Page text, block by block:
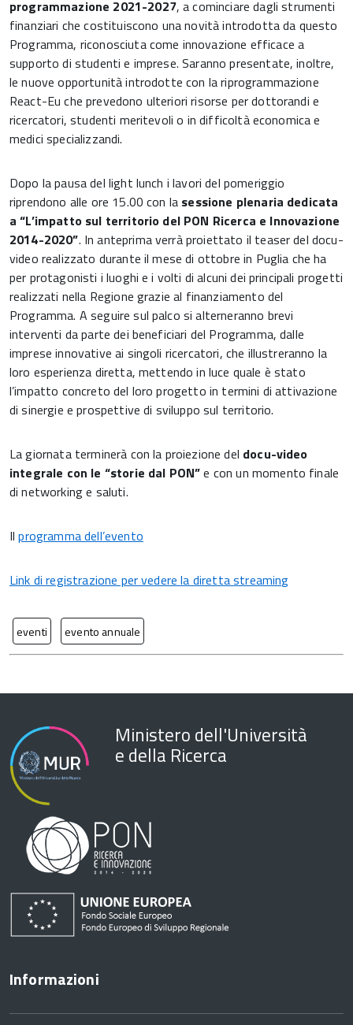
programmazione 2021-2027, a cominciare dagli strumenti
finanziari che costituiscono una novità introdotta da questo
Programma, riconosciuta come innovazione efficace a
supporto di studenti e imprese. Saranno presentate, inoltre,
le nuove opportunità introdotte con la riprogrammazione
React-Eu che prevedono ulteriori risorse per dottorandi e
ricercatori, studenti meritevoli o in difficoltà economica e
medici specializzandi.
Dopo la pausa del light lunch i lavori del pomeriggio
riprendono alle ore 15.00 con la sessione plenaria dedicata
a “L’impatto sul territorio del PON Ricerca e Innovazione
2014-2020”. In anteprima verrà proiettato il teaser del docu-
video realizzato durante il mese di ottobre in Puglia che ha
per protagonisti i luoghi e i volti di alcuni dei principali progetti
realizzati nella Regione grazie al finanziamento del
Programma. A seguire sul palco si alterneranno brevi
interventi da parte dei beneficiari del Programma, dalle
imprese innovative ai singoli ricercatori, che illustreranno la
loro esperienza diretta, mettendo in luce quale è stato
l’impatto concreto del loro progetto in termini di attivazione
di sinergie e prospettive di sviluppo sul territorio.
La giornata terminerà con la proiezione del docu-video
integrale con le “storie dal PON”e con un momento finale
di networking e saluti.
Ilprogramma dell’evento
Link di registrazione per vedere la diretta streaming
eventi evento annuale
Ministero dell'Università
e della Ricerca
Informazioni